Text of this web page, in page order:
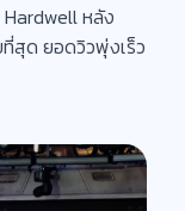
หลัง
สุด ยอดวิวพุ่งเร็ว